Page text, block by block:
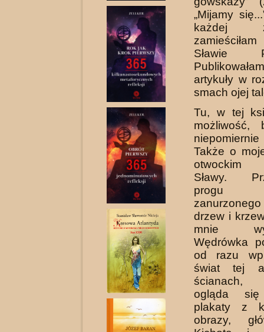
„Mijamy
każdej
Sławie
artykuły w
smach ojej
Tu, w tej
możliwość,
Także o
otwockim
Sławy.
pro­gu
drzew i
mnie
Wędrówka
od razu
świat tej
ścianach,
ogląda się
plakaty z
obrazy,